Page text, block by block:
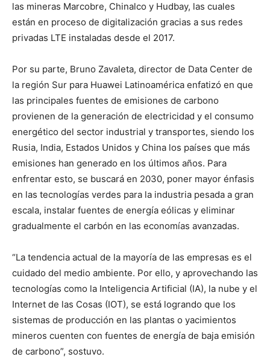
las mineras Marcobre, Chinalco y Hudbay, las cuales
están en proceso de digitalización gracias a sus redes
privadas LTE instaladas desde el 2017.
Por su parte, Bruno Zavaleta, director de Data Center de
la región Sur para Huawei Latinoamérica enfatizó en que
las principales fuentes de emisiones de carbono
provienen de la generación de electricidad y el consumo
energético del sector industrial y transportes, siendo los
Rusia, India, Estados Unidos y China los países que más
emisiones han generado en los últimos años. Para
enfrentar esto, se buscará en 2030, poner mayor énfasis
en las tecnologías verdes para la industria pesada a gran
escala, instalar fuentes de energía eólicas y eliminar
gradualmente el carbón en las economías avanzadas.
“La tendencia actual de la mayoría de las empresas es el
cuidado del medio ambiente. Por ello, y aprovechando las
tecnologías como la Inteligencia Artificial (IA), la nube y el
Internet de las Cosas (IOT), se está logrando que los
sistemas de producción en las plantas o yacimientos
mineros cuenten con fuentes de energía de baja emisión
de carbono”, sostuvo.